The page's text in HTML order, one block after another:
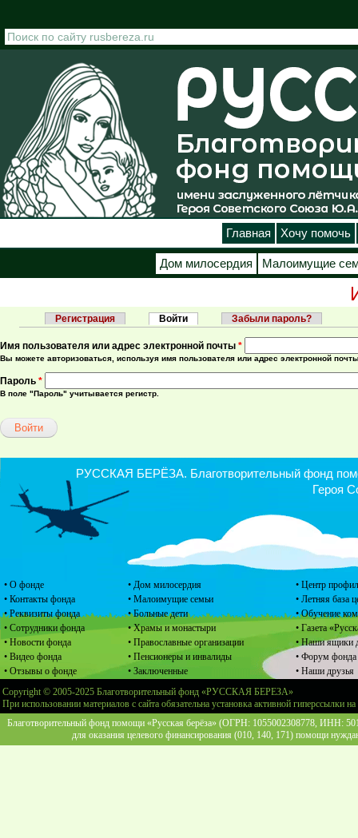
Главная Хочу помочь
Дом милосердия Малоимущие
Главные вкладки
Регистрация Войти (активная вкладка)
Забыли пароль?
Имя пользователя или адрес электронной почты *
Вы можете авторизоваться, используя имя пользователя или адрес электронной
Пароль *
В поле "Пароль" учитывается регистр.
• О фонде
• Контакты фонда
• Реквизиты фонда
• Сотрудники фонда
• Новости фонда
• Видео фонда
• Отзывы о фонде
• Дом милосердия
• Малоимущие семьи
• Больные дети
• Храмы и монастыри
• Православные организации
• Пенсионеры и инвалиды
• Заключенные
• Центр
• Летняя база
• Обучение
• Газета
• Наши ящики
• Форум фонда
• Наши друзья
РУССКАЯ БЕРЁЗА. Благотворительный фонд
Героя
Copyright © 2005-2025 Благотворительный фонд «РУССКАЯ БЕРЕЗА»
При использовании материалов с сайта обязательна установка активной гиперссылки
Благотворительный фонд помощи «Русская берёза» (ОГРН: 1055002308778, ИНН:
для оказания целевого финансирования (010, 140, 171) помощи